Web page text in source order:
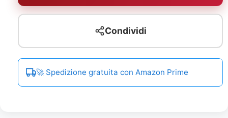
Condividi
🚀 Spedizione gratuita con Amazon Prime